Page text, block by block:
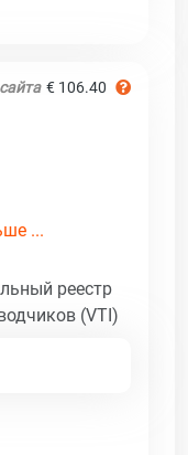
€ 106.40
...
реестр
(VTI)